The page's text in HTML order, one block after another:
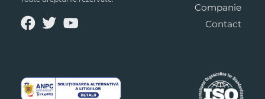
Companie
Contact